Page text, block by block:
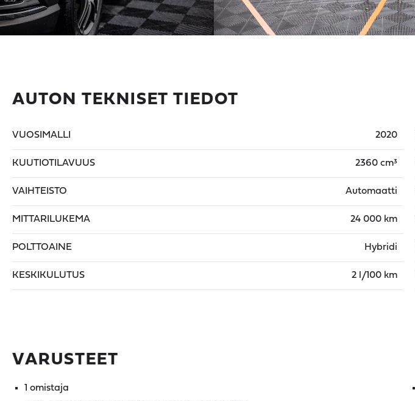
AUTON TEKNISET TIEDOT
VUOSIMALLI 2020
KUUTIOTILAVUUS 2360 cm³
VAIHTEISTO Automaatti
MITTARILUKEMA 24 000 km
POLTTOAINE Hybridi
KESKIKULUTUS 2 l/100 km
VARUSTEET
1 omistaja